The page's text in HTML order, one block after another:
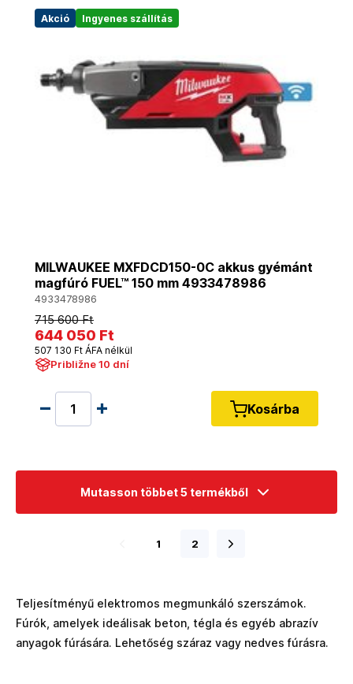
Akció Ingyenes szállítás
MILWAUKEE MXFDCD150-0C akkus gyémánt
magfúró FUEL™ 150 mm 4933478986
4933478986
715 600 Ft
644 050 Ft
507 130 Ft ÁFA nélkül
Približne 10 dní
Kosárba
Mutasson többet 5 termékből
1 2
Teljesítményű elektromos megmunkáló szerszámok.
Fúrók, amelyek ideálisak beton, tégla és egyéb abrazív
anyagok fúrására. Lehetőség száraz vagy nedves fúrásra.